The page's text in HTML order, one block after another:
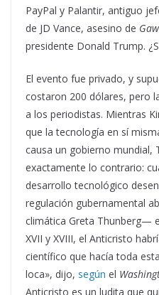
PayPal y Palantir, antiguo
de JD Vance, asesino de
presidente Donald Trump.
El evento fue privado, y
costaron 200 dólares, pero
a los periodistas. Mientras
que la tecnología en sí
causa un gobierno mundial,
exactamente lo contrario:
desarrollo tecnológico
regulación gubernamental
climática Greta Thunberg—
XVII y XVIII, el Anticristo
científico que hacía toda
loca», dijo, según el
Anticristo es un ludita que